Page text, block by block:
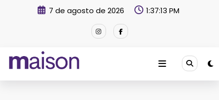
7 de agosto de 2026 1:37:15 PM
Revista Maison